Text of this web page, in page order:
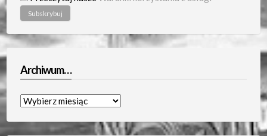
Archiwum…
Archiwum…